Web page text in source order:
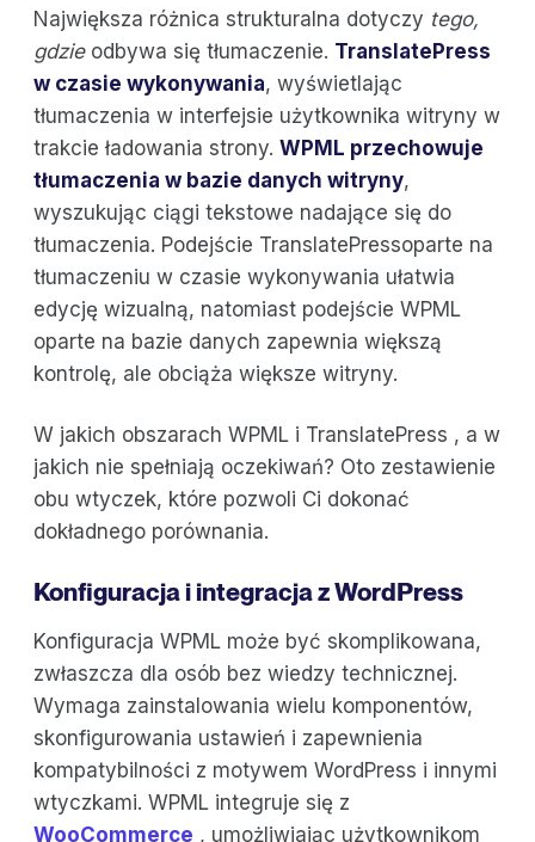
Największa różnica strukturalna dotyczy tego,
gdzieodbywa się tłumaczenie. TranslatePress
w czasie wykonywania, wyświetlając
tłumaczenia w interfejsie użytkownika witryny w
trakcie ładowania strony. WPML przechowuje
tłumaczenia w bazie danych witryny,
wyszukując ciągi tekstowe nadające się do
tłumaczenia. Podejście TranslatePressoparte na
tłumaczeniu w czasie wykonywania ułatwia
edycję wizualną, natomiast podejście WPML
oparte na bazie danych zapewnia większą
kontrolę, ale obciąża większe witryny.
W jakich obszarach WPML i TranslatePress , a w
jakich nie spełniają oczekiwań? Oto zestawienie
obu wtyczek, które pozwoli Ci dokonać
dokładnego porównania.
Konfiguracja i integracja z WordPress
Konfiguracja WPML może być skomplikowana,
zwłaszcza dla osób bez wiedzy technicznej.
Wymaga zainstalowania wielu komponentów,
skonfigurowania ustawień i zapewnienia
kompatybilności z motywem WordPress i innymi
wtyczkami. WPML integruje się z
WooCommerce , umożliwiając użytkownikom